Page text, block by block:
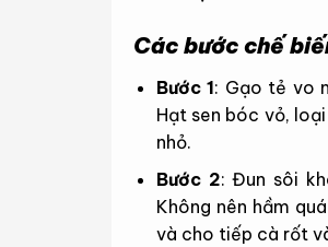
Các bước chế
Bước 1: Gạo tẻ vo
Hạt sen bóc vỏ,
nhỏ.
Bước 2: Đun sôi
Không nên hầm
và cho tiếp cà rốt